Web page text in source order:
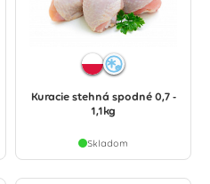
Kuracie stehná spodné 0,7 -
1,1kg
Skladom